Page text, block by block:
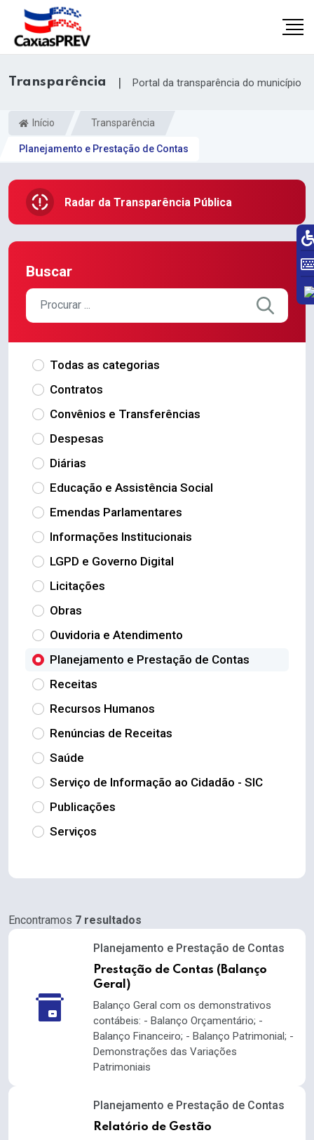
Transparência | Portal da transparência do município
Início Transparência
Planejamento e Prestação de Contas
Radar da Transparência Pública
Buscar
Todas as categorias
Contratos
Convênios e Transferências
Despesas
Diárias
Educação e Assistência Social
Emendas Parlamentares
Informações Institucionais
LGPD e Governo Digital
Licitações
Obras
Ouvidoria e Atendimento
Planejamento e Prestação de Contas
Receitas
Recursos Humanos
Renúncias de Receitas
Saúde
Serviço de Informação ao Cidadão - SIC
Publicações
Serviços
Encontramos 7 resultados
Planejamento e Prestação de Contas
Prestação de Contas (Balanço
Geral)
Balanço Geral com os demonstrativos
contábeis: - Balanço Orçamentário; -
Balanço Financeiro; - Balanço Patrimonial; -
Demonstrações das Variações
Patrimoniais
Planejamento e Prestação de Contas
Relatório de Gestão